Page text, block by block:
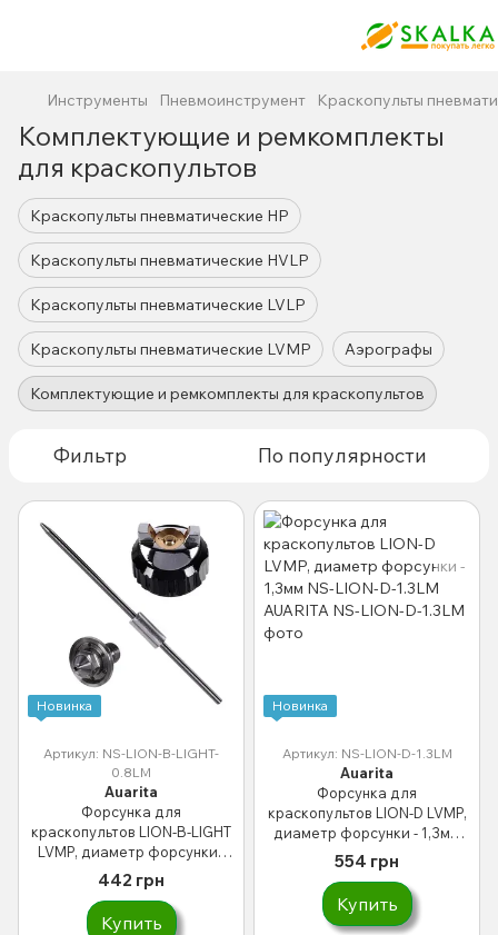
Инструменты Пневмоинструмент Краскопульты
Комплектующие и ремкомплекты
для краскопультов
Краскопульты пневматические HP
Краскопульты пневматические HVLP
Краскопульты пневматические LVLP
Краскопульты пневматические LVMP Аэрографы
Комплектующие и ремкомплекты для краскопультов
Фильтр По популярности
Новинка
Артикул: NS-LION-B-LIGHT-
0.8LM
Auarita
Форсунка для
краскопультов LION-B-LIGHT
LVMP, диаметр форсунки -
0,8мм AUARITA NS-LION-B-
LIGHT-0.8LM
442 грн
Купить
Новинка
Артикул: NS-LION-D-1.3LM
Auarita
Форсунка для
краскопультов LION-D LVMP,
диаметр форсунки - 1,3мм
NS-LION-D-1.3LM AUARITA
554 грн
Купить